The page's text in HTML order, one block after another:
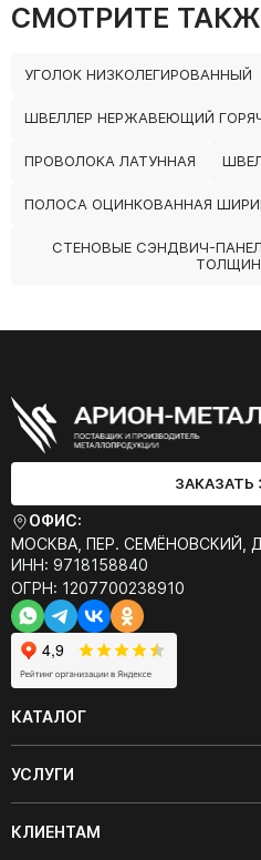
СМОТРИТЕ
УГОЛОК НИЗКОЛЕГИРОВАННЫЙ
ШВЕЛЛЕР НЕРЖАВЕЮЩИЙ
ПРОВОЛОКА ЛАТУННАЯ
ПОЛОСА ОЦИНКОВАННАЯ
СТЕНОВЫЕ СЭНДВИЧ-
ЗАКАЗАТЬ
ОФИС:
МОСКВА, ПЕР. СЕМЁНОВСКИЙ,
ИНН: 9718158840
ОГРН: 1207700238910
КАТАЛОГ
УСЛУГИ
КЛИЕНТАМ